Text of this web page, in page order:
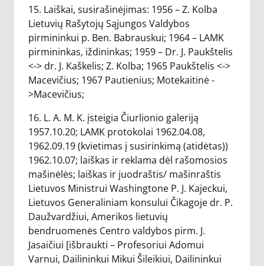
15. Laiškai, susirašinėjimas: 1956 – Z. Kolba
Lietuvių Rašytojų Sąjungos Valdybos
pirmininkui p. Ben. Babrauskui; 1964 – LAMK
pirmininkas, iždininkas; 1959 – Dr. J. Paukštelis
<-> dr. J. Kaškelis; Z. Kolba; 1965 Paukštelis <->
Macevičius; 1967 Pautienius; Motekaitinė -
>Macevičius;
16. L. A. M. K. įsteigia Čiurlionio galeriją
1957.10.20; LAMK protokolai 1962.04.08,
1962.09.19 (kvietimas į susirinkimą (atidėtas))
1962.10.07; laiškas ir reklama dėl rašomosios
mašinėlės; laiškas ir juodraštis/ mašinraštis
Lietuvos Ministrui Washingtone P. J. Kajeckui,
Lietuvos Generaliniam konsului Čikagoje dr. P.
Daužvardžiui, Amerikos lietuvių
bendruomenės Centro valdybos pirm. J.
Jasaičiui [išbraukti – Profesoriui Adomui
Varnui, Dailininkui Mikui Šileikiui, Dailininkui